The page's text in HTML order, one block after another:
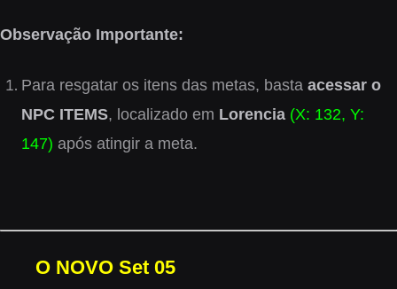
Observação Importante:
Para resgatar os itens das metas, basta acessar o
NPC ITEMS, localizado em Lorencia (X: 132, Y:
147) após atingir a meta.
O NOVO Set 05